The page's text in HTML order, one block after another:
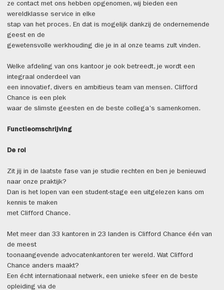
ze contact met ons hebben opgenomen, wij bieden een
wereldklasse service in elke
stap van het proces. En dat is mogelijk dankzij de ondernemende
geest en de
gewetensvolle werkhouding die je in al onze teams zult vinden.
Welke afdeling van ons kantoor je ook betreedt, je wordt een
integraal onderdeel van
een innovatief, divers en ambitieus team van mensen. Clifford
Chance is een plek
waar de slimste geesten en de beste collega's samenkomen.
Functieomschrijving
De rol
Zit jij in de laatste fase van je studie rechten en ben je benieuwd
naar onze praktijk?
Dan is het lopen van een student-stage een uitgelezen kans om
kennis te maken
met Clifford Chance.
Met meer dan 33 kantoren in 23 landen is Clifford Chance één van
de meest
toonaangevende advocatenkantoren ter wereld. Wat Clifford
Chance anders maakt?
Een écht internationaal netwerk, een unieke sfeer en de beste
opleiding via de